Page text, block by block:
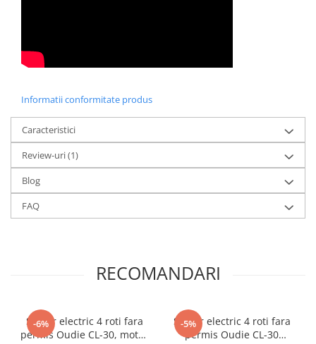
Acumulatori 36V
Camere
Controllere
Display
Incarcatoare 24V
Incarcatoare 36V
Incarcatoare 48V
PIESE UNIVERSALE
Baterie Trotineta Electrica
Informatii conformitate produs
Caracteristici
Review-uri(1)
Blog
FAQ
RECOMANDARI
-6%
Scuter electric 4 roti fara
permis Oudie CL-30, motor
-5%
Scuter electric 4 roti fara
permis Oudie CL-30